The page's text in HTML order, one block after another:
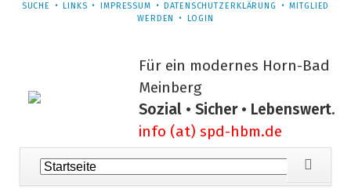
NAVIGATION
SUCHE LINKS IMPRESSUM DATENSCHUTZERKLÄRUNG
MITGLIED
WERDEN
LOGIN
Für ein modernes Horn-Bad
Meinberg
Sozial • Sicher • Lebenswert.
info (at) spd-hbm.de
Navigation
überspringen